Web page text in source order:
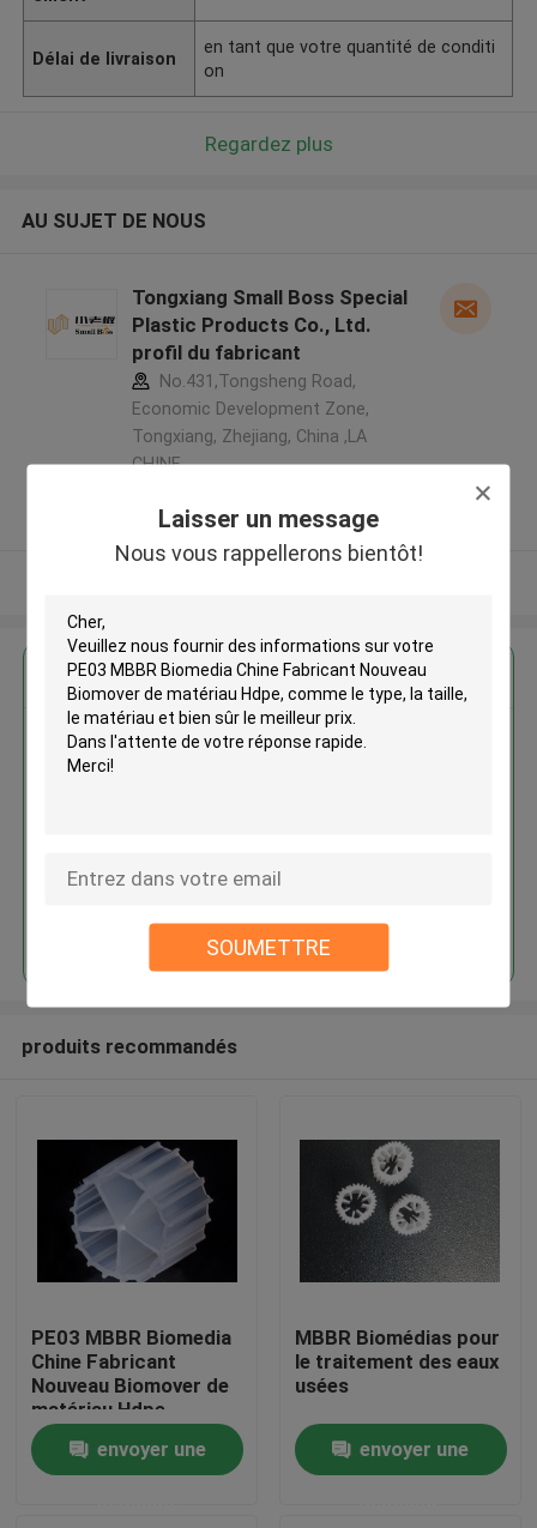
Laisser un message
Nous vous rappellerons bientôt!
SOUMETTRE
Maison
Produits
Délai de livraison
en tant que votre quantité de conditi
on
Regardez plus
AU SUJET DE NOUS
Tongxiang Small Boss Special
Plastic Products Co., Ltd.
profil du fabricant
No.431,Tongsheng Road,
Economic Development Zone,
Tongxiang, Zhejiang, China ,LA
CHINE
Fournisseur vérifié
PE03 MBBR Biomedia Chine
Continuer
produits recommandés
PE03 MBBR Biomedia
Chine Fabricant
Nouveau Biomover de
matériau Hdpe
envoyer une
MBBR Biomédias pour
le traitement des eaux
usées
envoyer une